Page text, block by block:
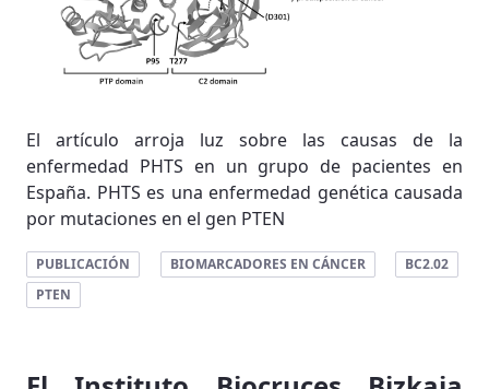
El artículo arroja luz sobre las causas de la
enfermedad PHTS en un grupo de pacientes en
España. PHTS es una enfermedad genética causada
por mutaciones en el gen PTEN
PUBLICACIÓN BIOMARCADORES EN CÁNCER
BC2.02
PTEN